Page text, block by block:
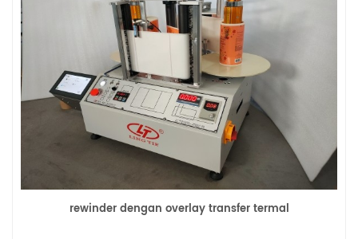
rewinder dengan overlay transfer termal